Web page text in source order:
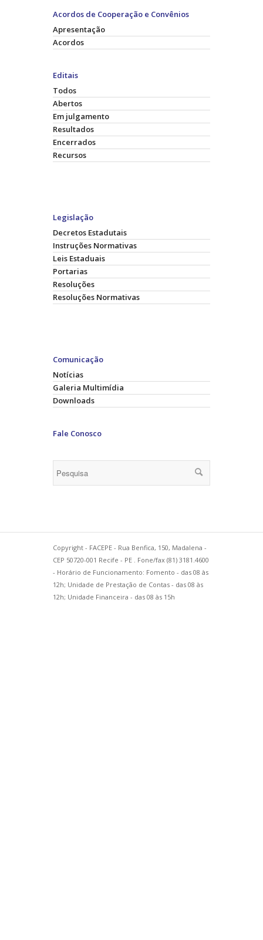
Acordos de Cooperação e Convênios
Apresentação
Acordos
Editais
Todos
Abertos
Em julgamento
Resultados
Encerrados
Recursos
Legislação
Decretos Estadutais
Instruções Normativas
Leis Estaduais
Portarias
Resoluções
Resoluções Normativas
Comunicação
Notícias
Galeria Multimídia
Downloads
Fale Conosco
Copyright - FACEPE - Rua Benfica, 150, Madalena -
CEP 50720-001 Recife - PE . Fone/fax (81) 3181.4600
- Horário de Funcionamento: Fomento - das 08 às
12h; Unidade de Prestação de Contas - das 08 às
12h; Unidade Financeira - das 08 às 15h